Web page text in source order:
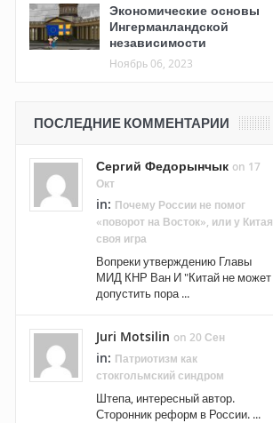
Экономические основы
Ингерманландской
независимости
Ноябрь 06, 2023
ПОСЛЕДНИЕ КОММЕНТАРИИ
Сергий Федорынчык on 17
Окт
in: Почему России не помог
«поворот на Восток», или у Китая
своя игра
Вопреки утверждению Главы
МИД КНР Ван И "Китай не может
допустить пора ...
Juri Motsilin on 20 Сен
in: Патриотизм как
стокгольмский синдром
Штепа, интересный автор.
Сторонник реформ в России. ...